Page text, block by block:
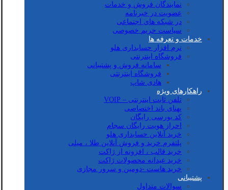
نمایندگان فروش و خدمات
عضویت در خبرنامه
در شبکه های اجتماعی
سیاست حریم خصوصی
خدمات و تعرفه ها
نرم افزار حسابداری هلو
فروشگاه اینترنتی
سامانه فروش و پشتیبانی
فروشگاه اینترنتی
هادی شاپ
راهکارهای ویژه
تلفن ثابت اینترنتی – VOIP
پهنای باند اختصاصی
کد بورسی رایگان
احراز هویت رایگان سجام
خرید آنلاین حسابداری هلو
پلتفرم خرید و فروش آنلاین طلا ، میلی
خرید قالب ، افزونه از ژاکت
خرید عیدانه محصولات ژاکت
خرید هاست -دومین و سرور مجازی
پشتیبانی
سوالات متداول